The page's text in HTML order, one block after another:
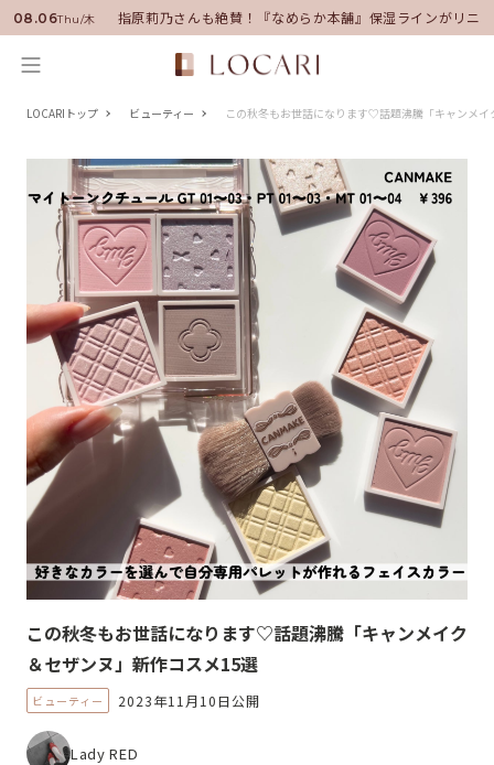
08.06Thu/木
を披露 指原莉乃さんも絶賛！『なめらか本舗』保湿ラインがリニュ
LOCARIトップ ビューティー この秋冬もお世話になります♡話題沸騰「キャンメ
この秋冬もお世話になります♡話題沸騰「キャンメイク
＆セザンヌ」新作コスメ15選
ビューティー 2023年11月10日公開
Lady RED